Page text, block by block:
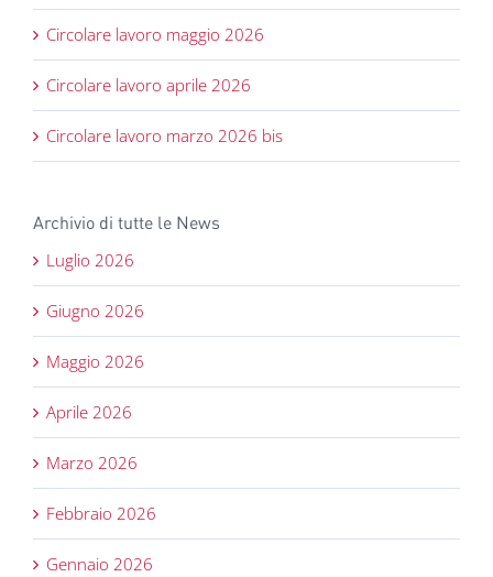
Circolare lavoro maggio 2026
Circolare lavoro aprile 2026
Circolare lavoro marzo 2026 bis
Archivio di tutte le News
Luglio 2026
Giugno 2026
Maggio 2026
Aprile 2026
Marzo 2026
Febbraio 2026
Gennaio 2026